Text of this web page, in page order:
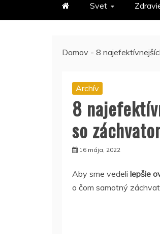
Svet
Domov - 8
Archív
8
so
16 mája, 2022
Aby sme vedeli lepšie
o čom samotný